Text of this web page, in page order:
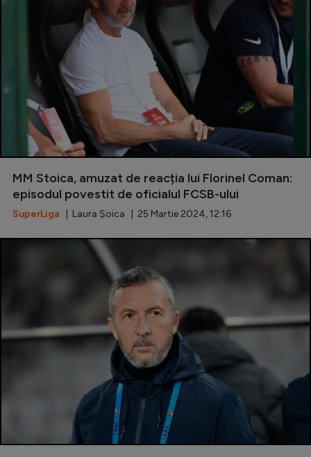
MM Stoica, amuzat de reacția lui Florinel Coman:
episodul povestit de oficialul FCSB-ului
SuperLiga | Laura Șoica | 25 Martie 2024, 12:16